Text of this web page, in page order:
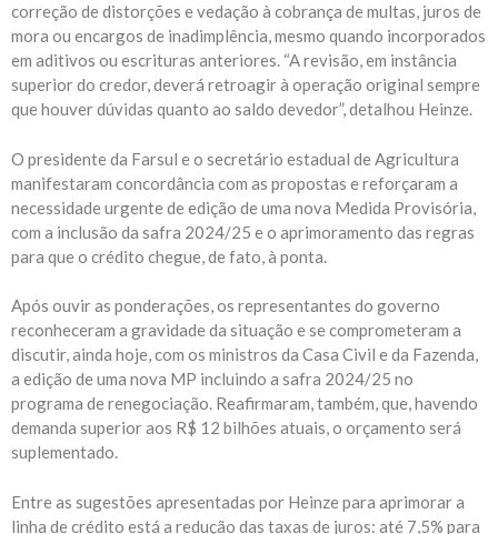
correção de distorções e vedação à cobrança de multas, juros de
mora ou encargos de inadimplência, mesmo quando incorporados
em aditivos ou escrituras anteriores. “A revisão, em instância
superior do credor, deverá retroagir à operação original sempre
que houver dúvidas quanto ao saldo devedor”, detalhou Heinze.
O presidente da Farsul e o secretário estadual de Agricultura
manifestaram concordância com as propostas e reforçaram a
necessidade urgente de edição de uma nova Medida Provisória,
com a inclusão da safra 2024/25 e o aprimoramento das regras
para que o crédito chegue, de fato, à ponta.
Após ouvir as ponderações, os representantes do governo
reconheceram a gravidade da situação e se comprometeram a
discutir, ainda hoje, com os ministros da Casa Civil e da Fazenda,
a edição de uma nova MP incluindo a safra 2024/25 no
programa de renegociação. Reafirmaram, também, que, havendo
demanda superior aos R$ 12 bilhões atuais, o orçamento será
suplementado.
Entre as sugestões apresentadas por Heinze para aprimorar a
linha de crédito está a redução das taxas de juros: até 7,5% para